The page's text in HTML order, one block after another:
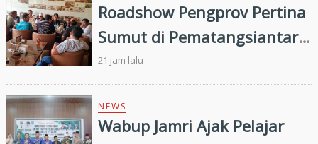
Roadshow Pengprov Pertina
Sumut di Pematangsiantar,
Perkuat Pembinaan Atlet
Menuju Porprovsu 2026
21 jam lalu
NEWS
Wabup Jamri Ajak Pelajar